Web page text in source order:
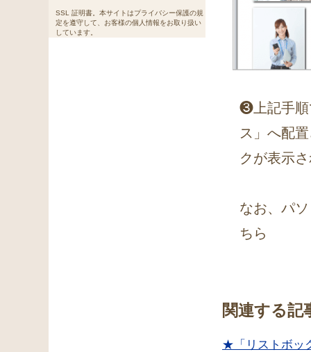
❸上記手順
ス」へ配
クが表示
なお、パ
ちら
関連する記
★「リストボッ
SSL 証明書。本サイトはプライバシー保護の規
定を遵守して、お客様の個人情報をお取り扱い
しています。